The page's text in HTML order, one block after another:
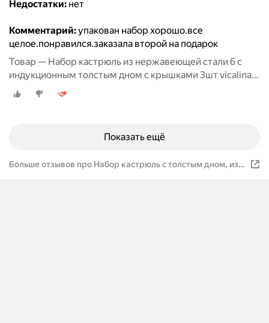
Недостатки: нет
Комментарий:упакован набор хорошо.все
целое.понравился.заказала второй на подарок
Товар — Набор кастрюль из нержавеющей стали 6 с
индукционным толстым дном с крышками 3шт vicalina
из нержавейки для приготовлени
Показать ещё
Больше отзывов про Набор кастрюль с толстым дном, из